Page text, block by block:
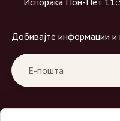
Добивајте информации